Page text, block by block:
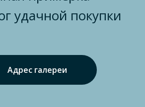
удачной покупки
Адрес галереи